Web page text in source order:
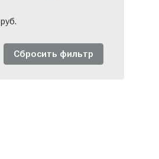
руб.
Сбросить фильтр